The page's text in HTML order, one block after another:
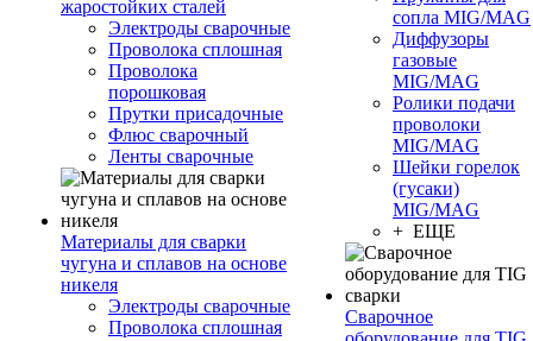
жаростойких сталей
Электроды сварочные
Проволока сплошная
Проволока
порошковая
Прутки присадочные
Флюс сварочный
Ленты сварочные
Материалы для сварки
чугуна и сплавов на основе
никеля
Электроды сварочные
Проволока сплошная
сопла MIG/MAG
Диффузоры
газовые
MIG/MAG
Ролики подачи
проволоки
MIG/MAG
Шейки горелок
(гусаки)
MIG/MAG
+ ЕЩЕ
Сварочное